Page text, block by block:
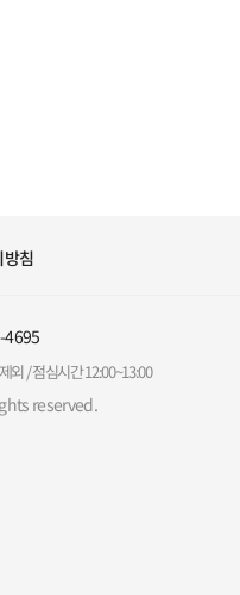
방침
4695
외 / 점심시간 12:00~13:00
reserved.